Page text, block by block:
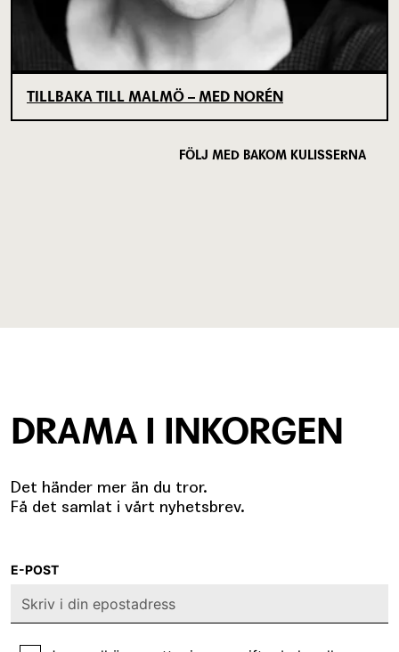
TILLBAKA TILL MALMÖ – MED NORÉN
FÖLJ MED BAKOM KULISSERNA
DRAMA I INKORGEN
Det händer mer än du tror.
Få det samlat i vårt nyhetsbrev.
E-POST